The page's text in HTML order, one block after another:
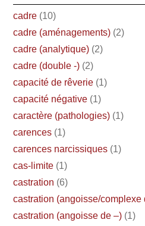
cadre (10)
cadre (aménagements) (2)
cadre (analytique) (2)
cadre (double -) (2)
capacité de rêverie (1)
capacité négative (1)
caractère (pathologies) (1)
carences (1)
carences narcissiques (1)
cas-limite (1)
castration (6)
castration (angoisse/complexe
castration (angoisse de –) (1)